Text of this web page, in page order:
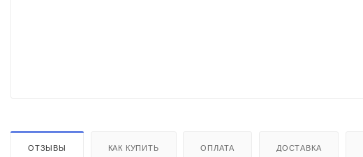
ОТЗЫВЫ КАК КУПИТЬ ОПЛАТА ДОСТАВКА